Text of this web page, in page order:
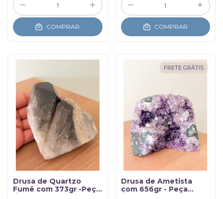
COMPRAR COMPRAR
Drusa de Quartzo
Fumê com 373gr -Peça
FRETE GRÁTIS
Drusa de Ametista
com 656gr - Peça